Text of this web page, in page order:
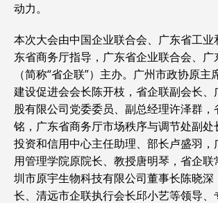
动力。
本次大会由中国企业联合会、广东省工
东省商务厅指导，广东省企业联合会、广
（简称“省企联”）主办。广州市政协原主
建设促进会会长陈开枝，省企联副会长
股有限公司党委委员、副总经理许泽群，
铭，广东省商务厅市场秩序与调节处副
投资和信用中心主任助理、部长卢盛羽
用管理学院原院长、教授唐明琴，省企联
圳市原宇生物科技有限公司董事长陈晓深
长、清远市企联执行会长邱小艺等领导、